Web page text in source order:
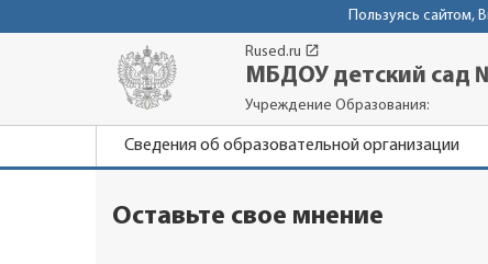
Пользуясь сайтом,
Rused.ru launch
МБДОУ детский сад
Учреждение Образования:
Сведения об образовательной организации
Оставьте свое мнение